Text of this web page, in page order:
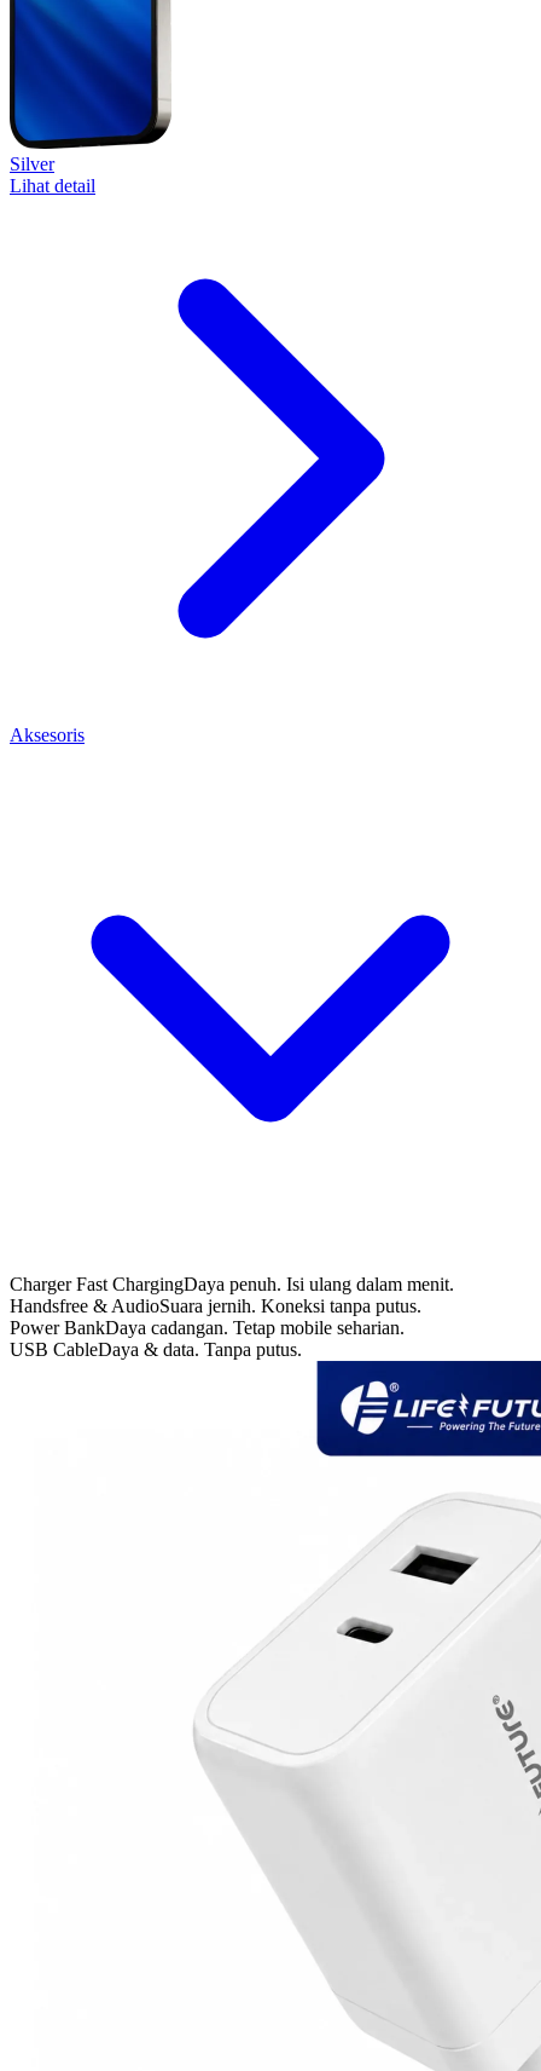
Silver
Lihat detail
Aksesoris
Charger Fast ChargingDaya penuh. Isi ulang dalam menit.
Handsfree & AudioSuara jernih. Koneksi tanpa putus.
Power BankDaya cadangan. Tetap mobile seharian.
USB CableDaya & data. Tanpa putus.